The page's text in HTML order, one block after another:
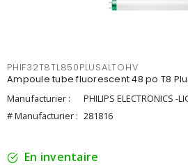
PHIF32T8TL850PLUSALTOHV
Ampoule tube fluorescent 48 po T8
Manufacturier :
PHILIPS ELECTRONICS -
# Manufacturier : 281816
En inventaire